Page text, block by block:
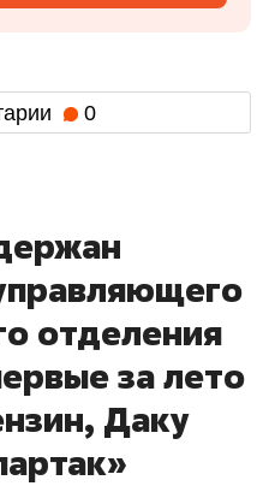
0
отделения
за лето
Даку